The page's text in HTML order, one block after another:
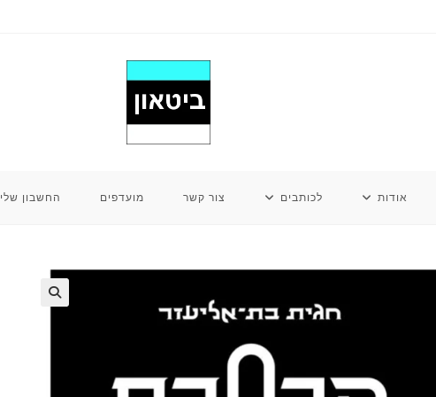
אודות לכותבים צור קשר מועדפים החשבון שלי